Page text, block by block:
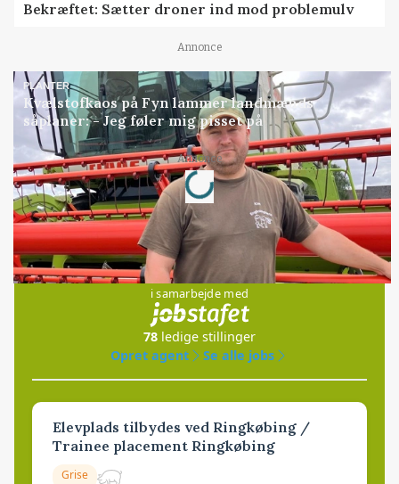
Bekræftet: Sætter droner ind mod problemulv
Annonce
PLANTER
Kvælstofkaos på Fyn lammer landmænds
såplaner: - Jeg føler mig pisset på
Annonce
Loading...
Jobs
i samarbejde med
78 ledige stillinger
Opret agent
Se alle jobs
Elevplads tilbydes ved Ringkøbing /
Trainee placement Ringkøbing
Grise